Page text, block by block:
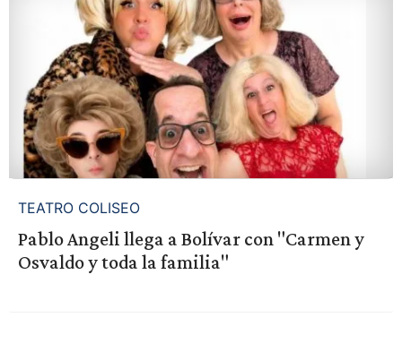
TEATRO COLISEO
Pablo Angeli llega a Bolívar con "Carmen y
Osvaldo y toda la familia"